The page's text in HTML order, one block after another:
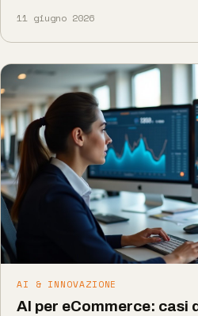
11 giugno 2026
AI & INNOVAZIONE
AI per eCommerce: casi